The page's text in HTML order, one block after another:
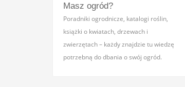
Masz ogród?
Poradniki ogrodnicze, katalogi roślin,
książki o kwiatach, drzewach i
zwierzętach – każdy znajdzie tu wiedzę
potrzebną do dbania o swój ogród.